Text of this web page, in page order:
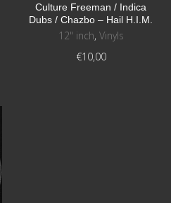
Culture Freeman / Indica
Dubs / Chazbo ‎– Hail H.I.M.
12" inch, Vinyls
€10,00